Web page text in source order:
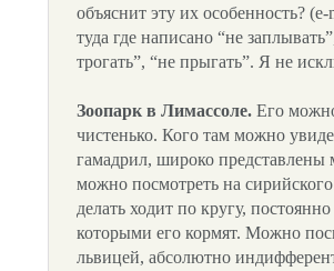
объяснит эту их особенность?
туда где написано “не
трогать”, “не прыгать”. Я не
Зоопарк в Лимассоле. Его
чистенько. Кого там можно
гамадрил, широко представлены
можно посмотреть на
делать ходит по кругу,
которыми его кормят. Можно
львицей, абсолютно